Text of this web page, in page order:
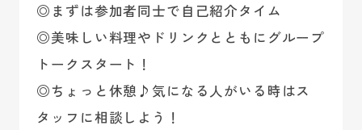
◎まずは参加者同士で自己紹介タイム
◎美味しい料理やドリンクとともにグループ
トークスタート！
◎ちょっと休憩♪気になる人がいる時はス
タッフに相談しよう！